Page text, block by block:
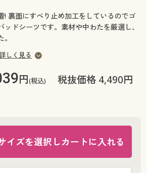
い合わせ
い合わせ
! 裏面にすべり止め加工をしているのでゴ
ドシーツです。素材や中わたを厳選し、
しく見る
円(税込)
税抜価格 4,490円
イズを選択しカートに入れる